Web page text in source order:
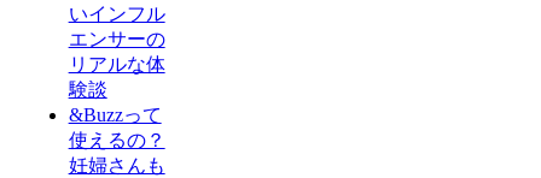
いインフル
エンサーの
リアルな体
験談
&Buzzって
使えるの？
妊婦さんも